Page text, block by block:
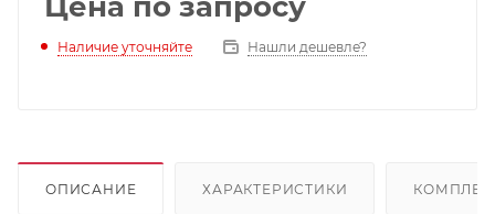
Наличие уточняйте Нашли дешевле?
ОПИСАНИЕ ХАРАКТЕРИСТИКИ